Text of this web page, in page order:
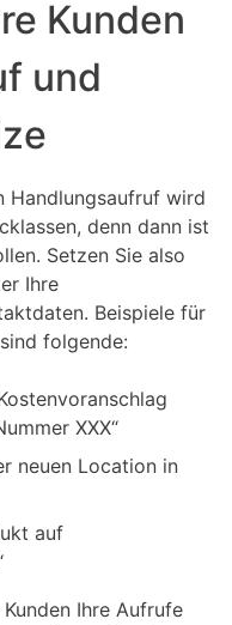
Kunden
und
Handlungsaufruf wird
denn dann ist
Setzen Sie also
Ihre
Beispiele für
folgende:
XXX“
neuen Location in
auf
Ihre Aufrufe